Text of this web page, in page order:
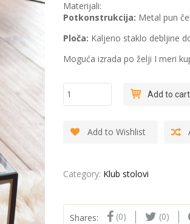
Materijali:
Potkonstrukcija: Metal pun
Ploča: Kaljeno staklo debljine
Moguća izrada po želji I meri
"Kocka X -
Staklo" -
Add to cart
Add to Wishlist
Category: Klub stolovi
Shares: (0) (0)